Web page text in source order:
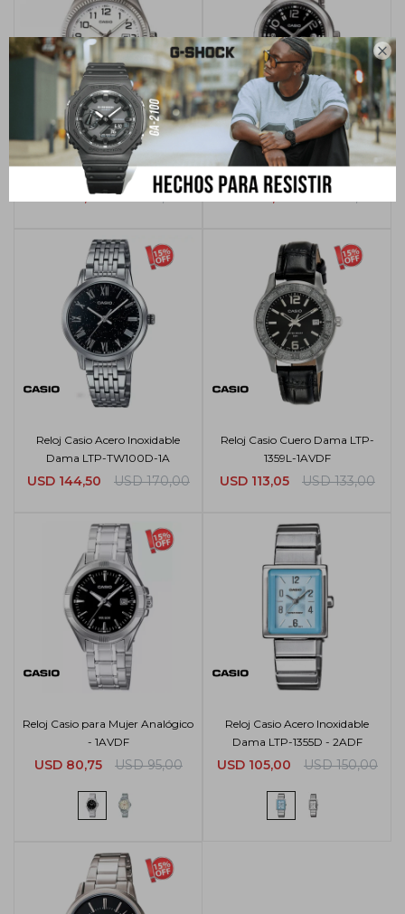

Reloj Casio Acero Inoxidable
Dama LTP-1302D - 7BVDF
80,75 USD 95,00
Reloj Casio Acero Inoxidable
Dama LTP-1292D-1AVDF
USD 123,25 USD
Reloj Casio Acero Inoxidable
Dama LTP-TW100D-1A
USD 144,50 USD 170,00
Reloj Casio Cuero Dama LTP-
1359L-1AVDF
USD 113,05 USD 133,00
Reloj Casio para Mujer Analógico
- 1AVDF
USD 80,75 USD 95,00
Reloj Casio Acero Inoxidable
Dama LTP-1355D - 2ADF
USD 105,00 USD 150,00